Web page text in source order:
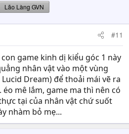
Lão Làng GVN
#11
game kinh dị kiểu góc 1 này
nhân vật vào một vùng
Dream) để thoải mái vẽ ra
éo mê lắm, game ma thì nên có
tại của nhân vật chứ suốt
nhàm bỏ mẹ...